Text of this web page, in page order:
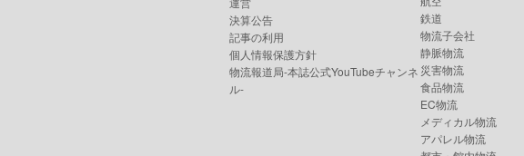
決算公告
記事の利用
個人情報保護方針
物流報道局-本誌公式YouTubeチャンネ
ル-
鉄道
物流子会社
静脈物流
災害物流
食品物流
EC物流
メディカル物流
アパレル物流